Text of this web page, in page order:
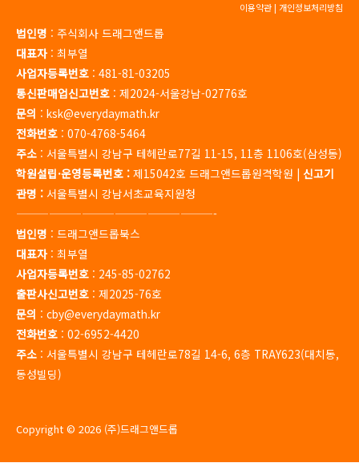
이용약관| 개인정보처리방침
법인명 : 주식회사 드래그앤드롭
대표자: 최부열
사업자등록번호 : 481-81-03205
통신판매업신고번호 : 제2024-서울강남-02776호
문의 : ksk@everydaymath.kr
전화번호 : 070-4768-5464
주소 : 서울특별시 강남구 테헤란로77길 11-15, 11층 1106호(삼성동)
학원설립·운영등록번호 : 제15042호 드래그앤드롭원격학원 | 신고기
관명 : 서울특별시 강남서초교육지원청
——————————————————-
법인명 : 드래그앤드롭북스
대표자: 최부열
사업자등록번호 : 245-85-02762
출판사신고번호 : 제2025-76호
문의 : cby@everydaymath.kr
전화번호 : 02-6952-4420
주소 : 서울특별시 강남구 테헤란로78길 14-6, 6층 TRAY623(대치동,
동성빌딩)
Copyright © 2026 (주)드래그앤드롭